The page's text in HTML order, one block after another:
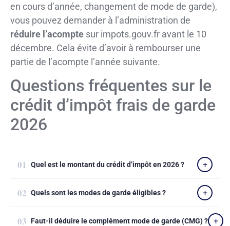
en cours d’année, changement de mode de garde),
vous pouvez demander à l’administration de
réduire l’acompte sur impots.gouv.fr avant le 10
décembre. Cela évite d’avoir à rembourser une
partie de l’acompte l’année suivante.
Questions fréquentes sur le
crédit d’impôt frais de garde
2026
Quel est le montant du crédit d’impôt en 2026 ?
Quels sont les modes de garde éligibles ?
Faut-il déduire le complément mode de garde (CMG) ?